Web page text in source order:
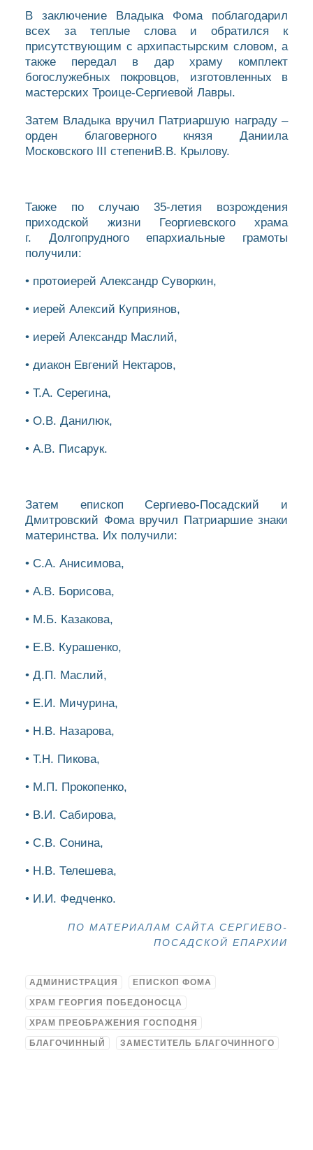
В заключение Владыка Фома поблагодарил
всех за теплые слова и обратился к
присутствующим с архипастырским словом, а
также передал в дар храму комплект
богослужебных покровцов, изготовленных в
мастерских Троице-Сергиевой Лавры.
Затем Владыка вручил Патриаршую награду –
орден благоверного князя Даниила
Московского III степениВ.В. Крылову.
Также по случаю 35-летия возрождения
приходской жизни Георгиевского храма
г. Долгопрудного епархиальные грамоты
получили:
• протоиерей Александр Суворкин,
• иерей Алексий Куприянов,
• иерей Александр Маслий,
• диакон Евгений Нектаров,
• Т.А. Серегина,
• О.В. Данилюк,
• А.В. Писарук.
Затем епископ Сергиево-Посадский и
Дмитровский Фома вручил Патриаршие знаки
материнства. Их получили:
• С.А. Анисимова,
• А.В. Борисова,
• М.Б. Казакова,
• Е.В. Курашенко,
• Д.П. Маслий,
• Е.И. Мичурина,
• Н.В. Назарова,
• Т.Н. Пикова,
• М.П. Прокопенко,
• В.И. Сабирова,
• С.В. Сонина,
• Н.В. Телешева,
• И.И. Федченко.
ПО МАТЕРИАЛАМ САЙТА СЕРГИЕВО-
ПОСАДСКОЙ ЕПАРХИИ
АДМИНИСТРАЦИЯ ЕПИСКОП ФОМА
ХРАМ ГЕОРГИЯ ПОБЕДОНОСЦА
ХРАМ ПРЕОБРАЖЕНИЯ ГОСПОДНЯ
БЛАГОЧИННЫЙ ЗАМЕСТИТЕЛЬ БЛАГОЧИННОГО